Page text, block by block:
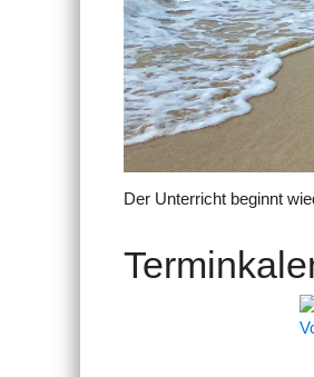
Der Unterricht beginnt